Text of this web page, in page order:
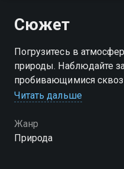
Сюжет
Погрузитесь в
природы. Наблюдайте
пробивающимися
возвращающей жизнь
Читать дальше
Жанр
Природа